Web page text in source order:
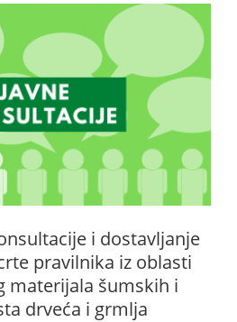
i dostavljanje
pravilnika iz oblasti
materijala šumskih i
drveća i grmlja